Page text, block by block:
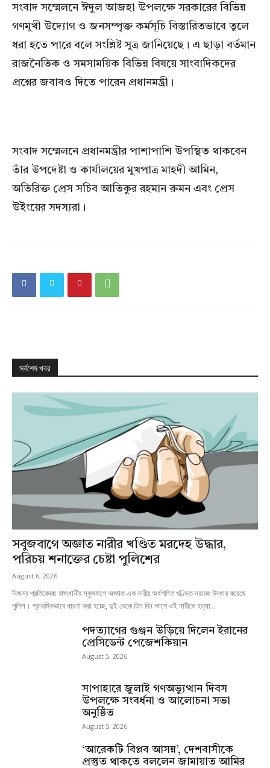
সংবাদ সম্মেলনে ঈদুল আজহা উপলক্ষে সরকারের বিভিন্ন
গণমুখী উদ্যোগ ও জনসম্পৃক্ত কর্মসূচি বিস্তারিতভাবে তুলে
ধরা হতে পারে বলে সংশ্লিষ্ট সূত্র জানিয়েছে। এ ছাড়া বর্তমান
রাজনৈতিক ও সমসাময়িক বিভিন্ন বিষয়ে সাংবাদিকদের
প্রশ্নের জবাবও দিতে পারেন প্রধানমন্ত্রী।
সংবাদ সম্মেলনে প্রধানমন্ত্রীর পাশাপাশি উপস্থিত থাকবেন
তাঁর উপদেষ্টা ও কার্যালয়ের মুখপাত্র মাহদী আমিন,
অতিরিক্ত প্রেস সচিব আতিকুর রহমান রুমন এবং প্রেস
উইংয়ের সদস্যরা।
সর্বশেষ খবর
সবুজবাগে অজ্ঞাত নারীর খণ্ডিত মরদেহ উদ্ধার,
পরিচয় শনাক্তের চেষ্টা পুলিশের
August 6, 2026
নিজস্ব প্রতিবেদক: রাজধানীর সবুজবাগে অজ্ঞাত এক নারীর অর্ধগলিত খণ্ডিত মরদেহ উদ্ধার করেছে
পুলিশ। প্রাথমিকভাবে ধারণা করা হচ্ছে, দুই থেকে তিন দিন আগে ওই নারীকে হত্যা...
পদত্যাগের গুঞ্জন উড়িয়ে দিলেন ইরানের
প্রেসিডেন্ট পেজেশকিয়ান
August 5, 2026
সাপাহারে জুলাই গণঅভ্যুত্থান দিবস
উপলক্ষে সংবর্ধনা ও আলোচনা সভা
অনুষ্ঠিত
August 5, 2026
‘আরেকটি বিপ্লব আসন্ন’, দেশবাসীকে
প্রস্তুত থাকতে বললেন জামায়াত আমির